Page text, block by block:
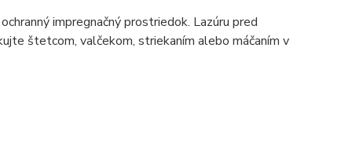
impregnačný prostriedok. Lazúru pred
štetcom, valčekom, striekaním alebo máčaním v